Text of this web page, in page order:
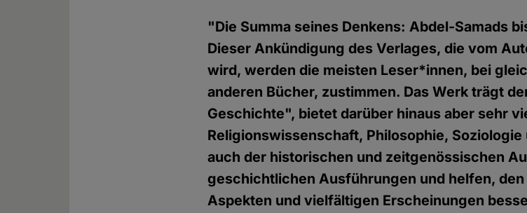
"Die Summa seines Denkens: Abdel-Samads
Dieser Ankündigung des Verlages, die vom
wird, werden die meisten Leser*innen, bei
anderen Bücher, zustimmen. Das Werk trägt
Geschichte", bietet darüber hinaus aber sehr
Religionswissenschaft, Philosophie,
auch der historischen und zeitgenössischen
geschichtlichen Ausführungen und helfen,
Aspekten und vielfältigen Erscheinungen